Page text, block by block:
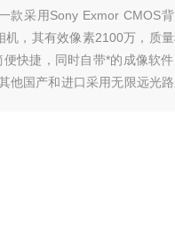
款采用Sony Exmor CMOS
，其有效像素2100万，质
快捷，同时自带*的成像软
他国产和进口采用无限远光